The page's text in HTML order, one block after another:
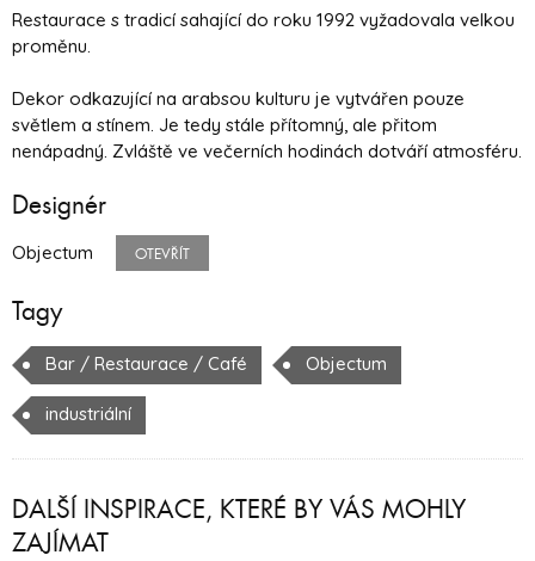
Restaurace s tradicí sahající do roku 1992 vyžadovala velkou
proměnu.
Dekor odkazující na arabsou kulturu je vytvářen pouze
světlem a stínem. Je tedy stále přítomný, ale přitom
nenápadný. Zvláště ve večerních hodinách dotváří atmosféru.
Designér
Objectum OTEVŘÍT
Tagy
Bar / Restaurace / Café Objectum
industriální
DALŠÍ INSPIRACE, KTERÉ BY VÁS MOHLY
ZAJÍMAT